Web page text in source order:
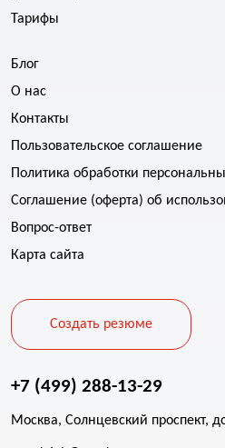
Тарифы
Блог
О нас
Контакты
Пользовательское соглашение
Политика обработки
Соглашение (оферта) об
Вопрос-ответ
Карта сайта
Создать резюме
+7 (499) 288-13-29
Москва, Солнцевский проспект,